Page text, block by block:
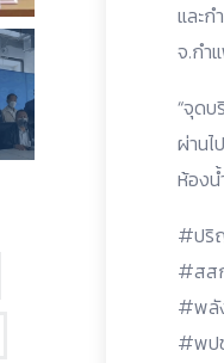
และก
จ.กำ
“จุดบ
ผ่านไ
ห้องน้
#ปริ
#สส
#พลั
#พป